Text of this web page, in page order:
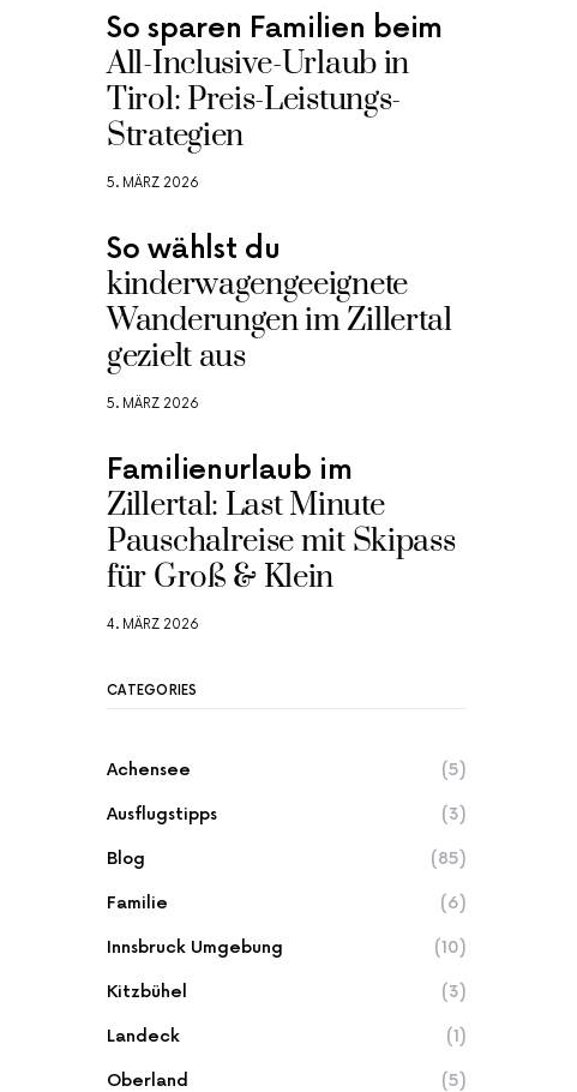
So sparen Familien beim
All-Inclusive-Urlaub in
Tirol: Preis-Leistungs-
Strategien
5. MÄRZ 2026
So wählst du
kinderwagengeeignete
Wanderungen im Zillertal
gezielt aus
5. MÄRZ 2026
Familienurlaub im
Zillertal: Last Minute
Pauschalreise mit Skipass
für Groß & Klein
4. MÄRZ 2026
CATEGORIES
Achensee (5)
Ausflugstipps (3)
Blog (85)
Familie (6)
Innsbruck Umgebung (10)
Kitzbühel (3)
Landeck (1)
Oberland (5)